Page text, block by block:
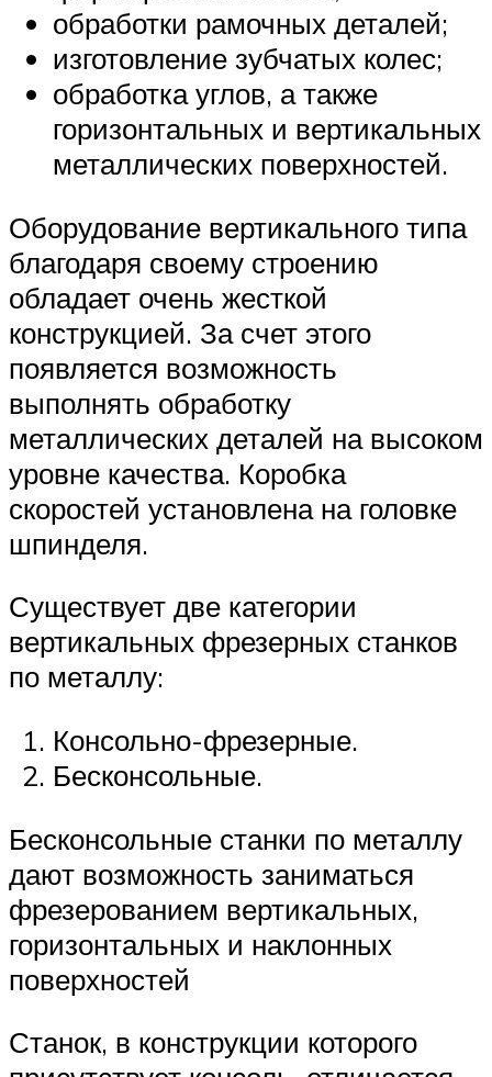
обработки рамочных деталей;
изготовление зубчатых колес;
обработка углов, а также
горизонтальных и вертикальных
металлических поверхностей.
Оборудование вертикального типа
благодаря своему строению
обладает очень жесткой
конструкцией. За счет этого
появляется возможность
выполнять обработку
металлических деталей на высоком
уровне качества. Коробка
скоростей установлена на головке
шпинделя.
Существует две категории
вертикальных фрезерных станков
по металлу:
Консольно-фрезерные.
Бесконсольные.
Бесконсольные станки по металлу
дают возможность заниматься
фрезерованием вертикальных,
горизонтальных и наклонных
поверхностей
Станок, в конструкции которого